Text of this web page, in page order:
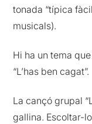
tonada “típica
musicals).
Hi ha un tema
“L’has ben cagat”.
La cançó grupal
gallina. Escoltar-